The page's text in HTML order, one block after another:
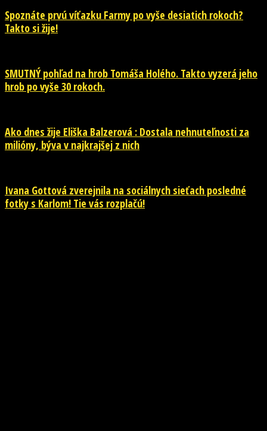
Spoznáte prvú víťazku Farmy po vyše desiatich rokoch?
Takto si žije!
SMUTNÝ pohľad na hrob Tomáša Holého. Takto vyzerá jeho
hrob po vyše 30 rokoch.
Ako dnes žije Eliška Balzerová : Dostala nehnuteľnosti za
milióny, býva v najkrajšej z nich
Ivana Gottová zverejnila na sociálnych sieťach posledné
fotky s Karlom! Tie vás rozplačú!